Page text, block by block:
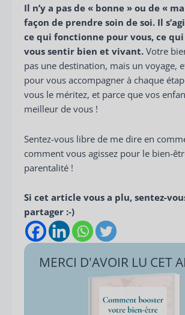
Il n’y a pas de « bonne » ou de «
façon de prendre soin de soi. Il
ce qui fonctionne pour vous, ce
vous sentir bien et vivant. Votre
pas une destination, mais un voyage,
pour vous accompagner à chaque
vous le méritez, et parce que vos
meilleur de vous !
Sentez-vous libre de me dire en
comment vous agissez pour le bien-
parentalité !
Si cet article vous a plu, sentez-
partager :-)
MERCI D'AVOIR LU CET